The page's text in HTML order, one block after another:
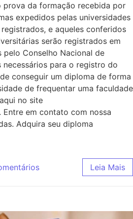
prova da formação recebida por
expedidos pelas universidades
e aqueles conferidos
serão registrados em
pelo Conselho Nacional de
necessários para o registro do
conseguir um diploma de forma
de frequentar uma faculdade
no site
em contato com nossa
Adquira seu diploma
Leia Mais